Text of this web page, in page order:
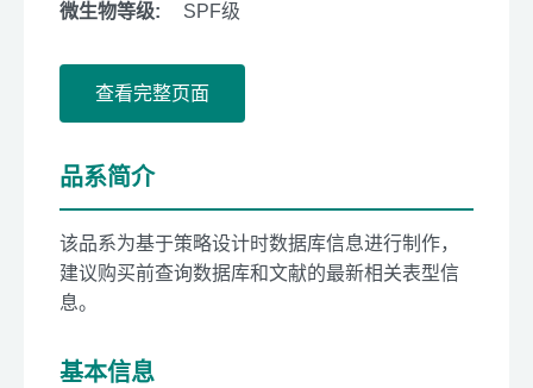
微生物等级: SPF级
查看完整页面
品系简介
该品系为基于策略设计时数据库信息进行制作，
建议购买前查询数据库和文献的最新相关表型信
息。
基本信息